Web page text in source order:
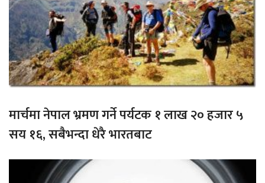
मार्चमा नेपाल भ्रमण गर्ने पर्यटक १ लाख २० हजार ५
सय १६, सबैभन्दा धेरै भारतबाट